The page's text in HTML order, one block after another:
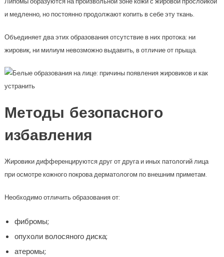
и медленно, но постоянно продолжают копить в себе эту ткань.
Объединяет два этих образования отсутствие в них протока: ни
жировик, ни милиум невозможно выдавить, в отличие от прыща.
Методы безопасного
избавления
Жировики дифференцируются друг от друга и иных патологий лица
при осмотре кожного покрова дерматологом по внешним приметам.
Необходимо отличить образования от:
фибромы;
опухоли волосяного диска;
атеромы;